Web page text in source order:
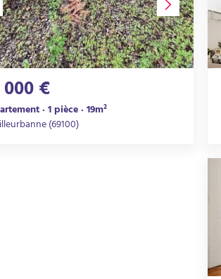
€
· 1 pièce · 19m²
(69100)